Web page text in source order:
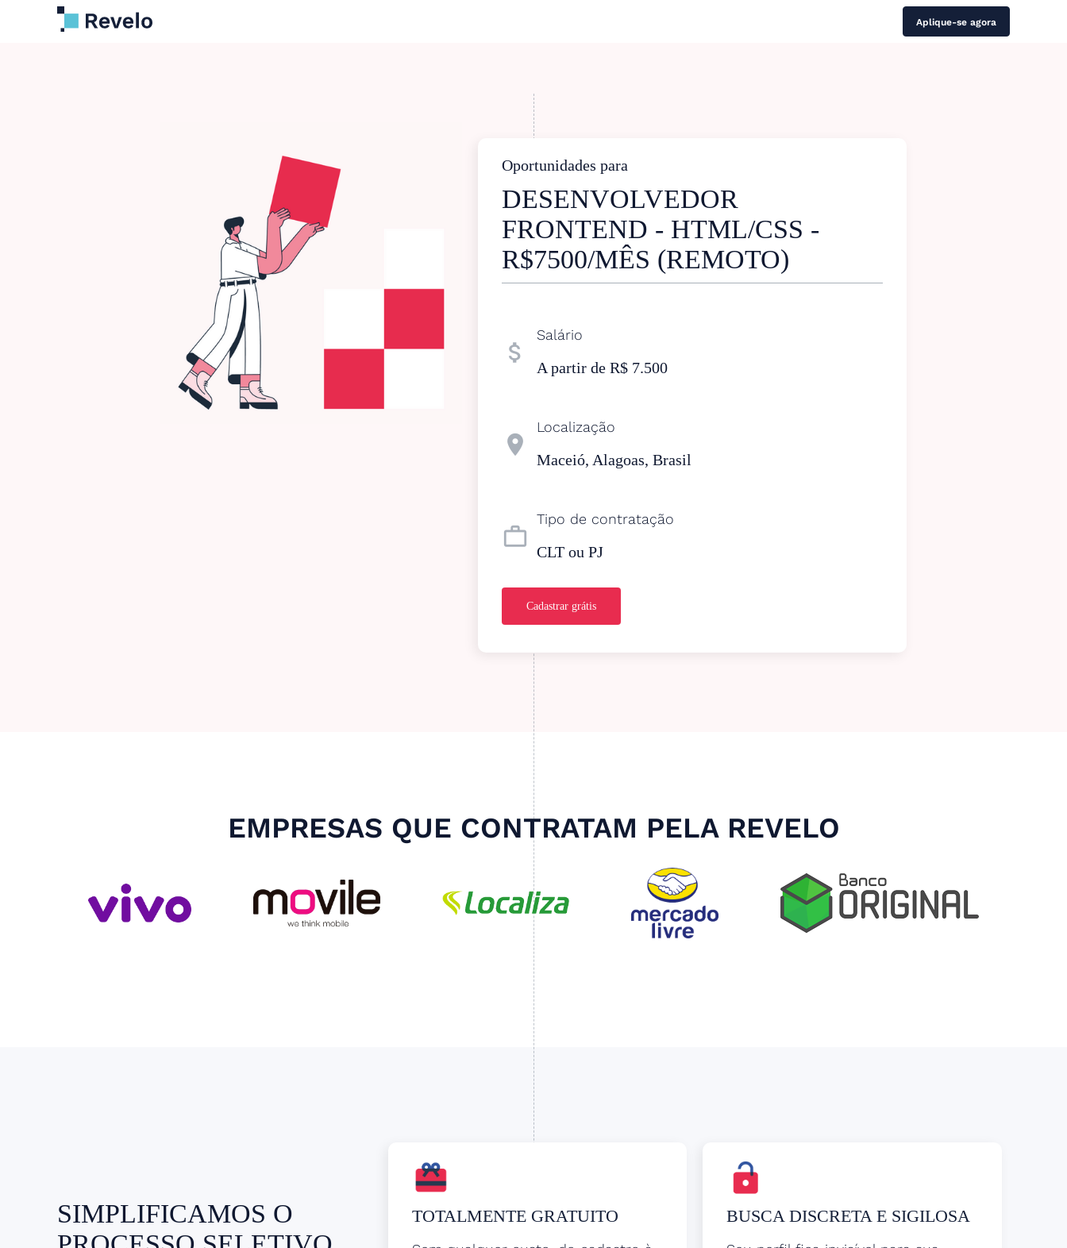
Aplique-se agora
Oportunidades para
DESENVOLVEDOR
FRONTEND - HTML/CSS -
R$7500/MÊS (REMOTO)
attach_money
Salário
A partir de R$ 7.500
location_on
Localização
Maceió, Alagoas, Brasil
work_outline
Tipo de contratação
CLT ou PJ
Cadastrar grátis
EMPRESAS QUE CONTRATAM PELA REVELO
SIMPLIFICAMOS O
TOTALMENTE GRATUITO BUSCA DISCRETA E SIGILOSA